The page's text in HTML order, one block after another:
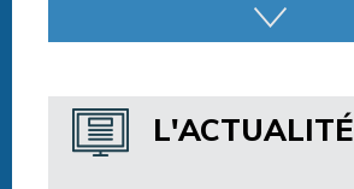
Horaires espace détente
Horaires centre aquatique
L'ACTUALITÉ